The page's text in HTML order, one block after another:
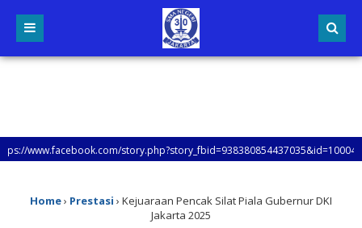
Home› Prestasi › Kejuaraan Pencak Silat Piala Gubernur DKI
Jakarta 2025